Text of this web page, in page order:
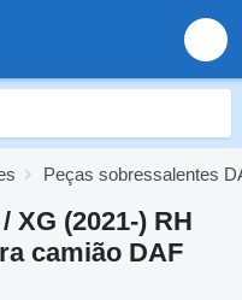
Peças sobressalentes
XG (2021-) RH
camião DAF